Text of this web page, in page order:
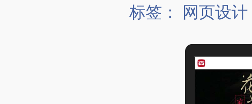
标签： 网页设计